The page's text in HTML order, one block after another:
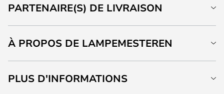
PARTENAIRE(S) DE LIVRAISON
À PROPOS DE LAMPEMESTEREN
PLUS D'INFORMATIONS